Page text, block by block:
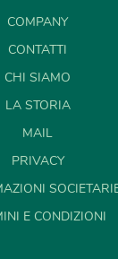
COMPANY
CONTATTI
CHI SIAMO
LA STORIA
MAIL
PRIVACY
E CONDIZIONI